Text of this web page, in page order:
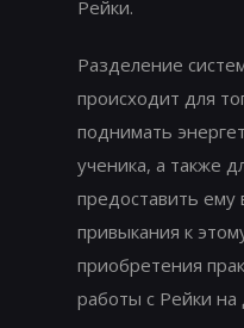
Рейки.
Разделение
происходит для
поднимать
ученика, а также
предоставить ему
привыкания к
приобретения
работы с Рейки